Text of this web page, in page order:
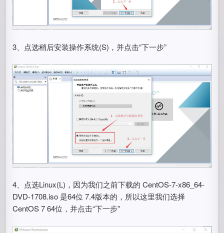
3、点选稍后安装操作系统(S)，并点击“下一步”
4、点选Linux(L)，因为我们之前下载的 CentOS-7-x86_64-
DVD-1708.iso 是64位 7.4版本的，所以这里我们选择
CentOS 7 64位，并点击“下一步”